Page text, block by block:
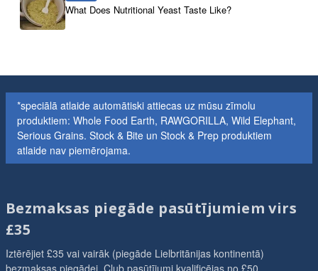
What Does Nutritional Yeast Taste Like?
*speciālā atlaide automātiski attiecas uz mūsu zīmolu
produktiem: Whole Food Earth, RAWGORILLA, Wild Elephant,
Serious Grains. Stock & Bite un Stock & Prep produktiem
atlaide nav piemērojama.
Bezmaksas piegāde pasūtījumiem virs
£35
Iztērējiet £35 vai vairāk (piegāde Lielbritānijas kontinentā)
bezmaksas piegādei. Club pasūtījumi kvalificējas no £50,